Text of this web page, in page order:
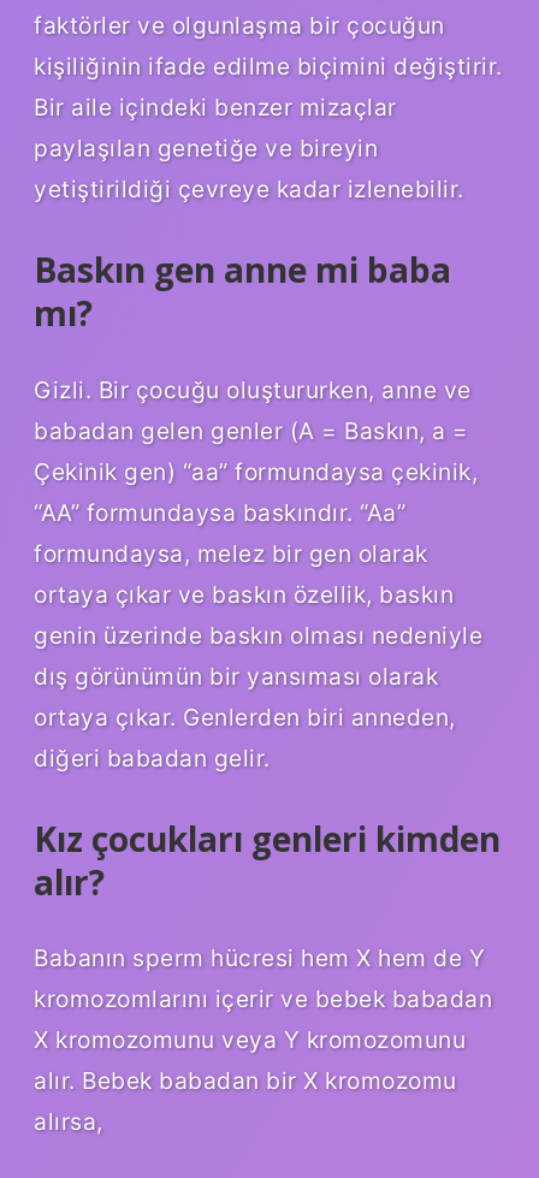
faktörler ve olgunlaşma bir çocuğun
kişiliğinin ifade edilme biçimini değiştirir.
Bir aile içindeki benzer mizaçlar
paylaşılan genetiğe ve bireyin
yetiştirildiği çevreye kadar izlenebilir.
Baskın gen anne mi baba
mı?
Gizli. Bir çocuğu oluştururken, anne ve
babadan gelen genler (A = Baskın, a =
Çekinik gen) “aa” formundaysa çekinik,
“AA” formundaysa baskındır. “Aa”
formundaysa, melez bir gen olarak
ortaya çıkar ve baskın özellik, baskın
genin üzerinde baskın olması nedeniyle
dış görünümün bir yansıması olarak
ortaya çıkar. Genlerden biri anneden,
diğeri babadan gelir.
Kız çocukları genleri kimden
alır?
Babanın sperm hücresi hem X hem de Y
kromozomlarını içerir ve bebek babadan
X kromozomunu veya Y kromozomunu
alır. Bebek babadan bir X kromozomu
alırsa,